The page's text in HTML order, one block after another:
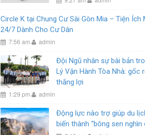
Circle K tại Chung Cư Sài Gòn Mia – Tiện Ích
24/7 Dành Cho Cư Dân
7:56 am admin
Đội Ngũ nhân sự bài bản
Lý Vận Hành Tòa Nhà: gốc
thắng lợi
1:29 pm admin
Động lực nào trợ giúp du
biến thành “bông sen nghìn